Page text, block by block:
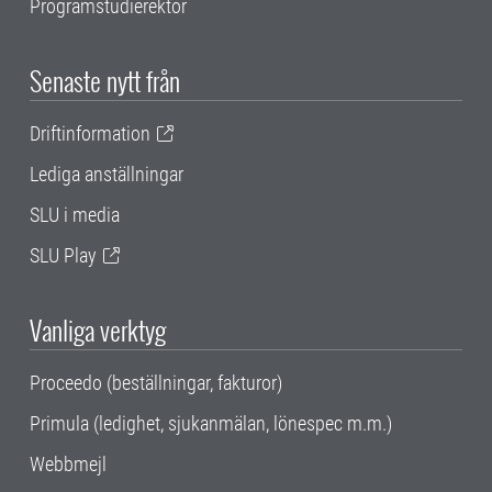
Programstudierektor
Senaste nytt från
Driftinformation
Lediga anställningar
SLU i media
SLU Play
Vanliga verktyg
Proceedo (beställningar, fakturor)
Primula (ledighet, sjukanmälan, lönespec m.m.)
Webbmejl